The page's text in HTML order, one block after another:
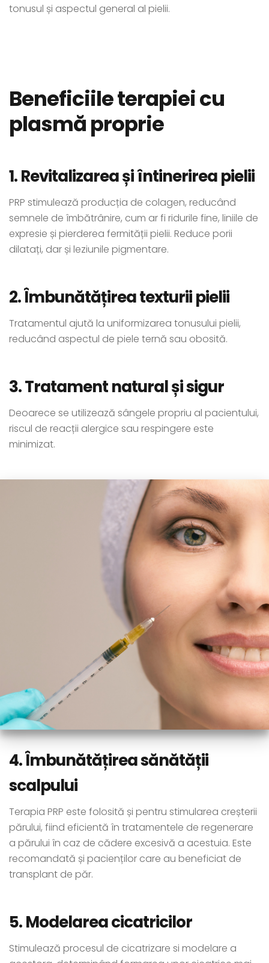
tonusul și aspectul general al pielii.
Beneficiile terapiei cu
plasmă proprie
1. Revitalizarea și întinerirea pielii
PRP stimulează producția de colagen, reducând
semnele de îmbătrânire, cum ar fi ridurile fine, liniile de
expresie și pierderea fermității pielii. Reduce porii
dilatați, dar și leziunile pigmentare.
2. Îmbunătățirea texturii pielii
Tratamentul ajută la uniformizarea tonusului pielii,
reducând aspectul de piele ternă sau obosită.
3. Tratament natural și sigur
Deoarece se utilizează sângele propriu al pacientului,
riscul de reacții alergice sau respingere este
minimizat.
4. Îmbunătățirea sănătății
scalpului
Terapia PRP este folosită și pentru stimularea creșterii
părului, fiind eficientă în tratamentele de regenerare
a părului în caz de cădere excesivă a acestuia. Este
recomandată și pacienților care au beneficiat de
transplant de păr.
5. Modelarea cicatricilor
Stimulează procesul de cicatrizare si modelare a